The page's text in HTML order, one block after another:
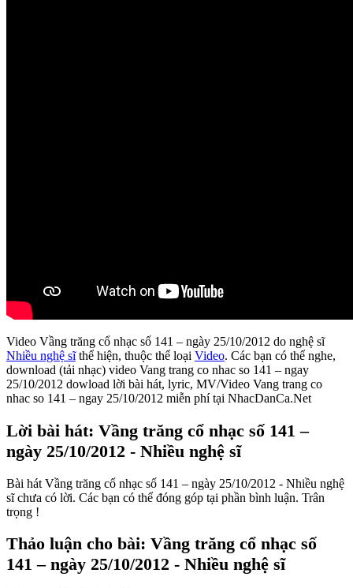
Video Vầng trăng cổ nhạc số 141 – ngày 25/10/2012 do nghệ sĩ
Nhiều nghệ sĩthể hiện, thuộc thể loại Video. Các bạn có thể nghe,
download (tải nhạc) video Vang trang co nhac so 141 – ngay
25/10/2012 dowload lời bài hát, lyric, MV/Video Vang trang co
nhac so 141 – ngay 25/10/2012 miễn phí tại NhacDanCa.Net
Lời bài hát: Vầng trăng cổ nhạc số 141 –
ngày 25/10/2012 - Nhiều nghệ sĩ
Bài hát Vầng trăng cổ nhạc số 141 – ngày 25/10/2012 - Nhiều nghệ
sĩ chưa có lời. Các bạn có thể đóng góp tại phần bình luận. Trân
trọng !
Thảo luận cho bài: Vầng trăng cổ nhạc số
141 – ngày 25/10/2012 - Nhiều nghệ sĩ